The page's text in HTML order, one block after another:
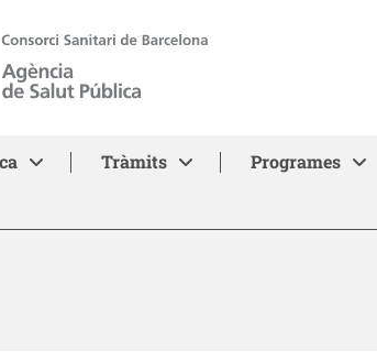
de Salut Pública de Barcelona
Tràmits Programes